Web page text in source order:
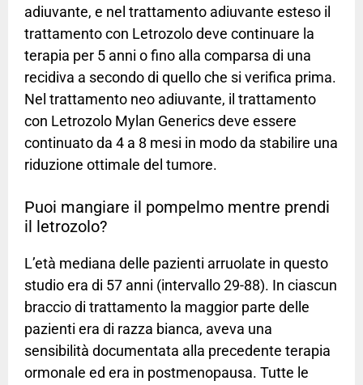
adiuvante, e nel trattamento adiuvante esteso il
trattamento con Letrozolo deve continuare la
terapia per 5 anni o fino alla comparsa di una
recidiva a secondo di quello che si verifica prima.
Nel trattamento neo adiuvante, il trattamento
con Letrozolo Mylan Generics deve essere
continuato da 4 a 8 mesi in modo da stabilire una
riduzione ottimale del tumore.
Puoi mangiare il pompelmo mentre prendi
il letrozolo?
L’età mediana delle pazienti arruolate in questo
studio era di 57 anni (intervallo 29-88). In ciascun
braccio di trattamento la maggior parte delle
pazienti era di razza bianca, aveva una
sensibilità documentata alla precedente terapia
ormonale ed era in postmenopausa. Tutte le